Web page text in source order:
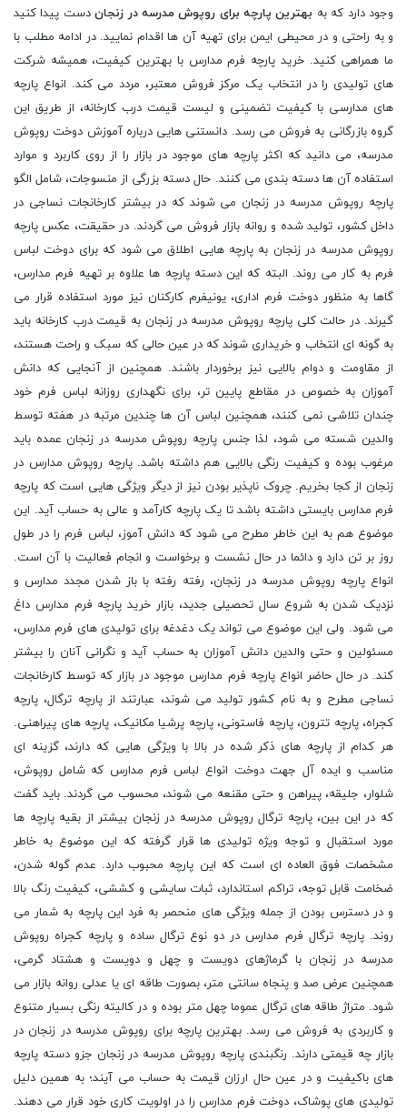
وجود دارد که به بهترین پارچه برای روپوش مدرسه در زنجاندست پیدا کنید
و به راحتی و در محیطی ایمن برای تهیه آن ها اقدام نمایید. در ادامه مطلب با
ما همراهی کنید. خرید پارچه فرم مدارس با بهترین کیفیت، همیشه شرکت
های تولیدی را در انتخاب یک مرکز فروش معتبر، مردد می کند. انواع پارچه
های مدارسی با کیفیت تضمینی و لیست قیمت درب کارخانه، از طریق این
گروه بازرگانی به فروش می رسد. دانستنی هایی درباره آموزش دوخت روپوش
مدرسه، می دانید که اکثر پارچه های موجود در بازار را از روی کاربرد و موارد
استفاده آن ها دسته بندی می کنند. حال دسته بزرگی از منسوجات، شامل الگو
پارچه روپوش مدرسه در زنجان می شوند که در بیشتر کارخانجات نساجی در
داخل کشور، تولید شده و روانه بازار فروش می گردند. در حقیقت، عکس پارچه
روپوش مدرسه در زنجان به پارچه هایی اطلاق می شود که برای دوخت لباس
فرم به کار می روند. البته که این دسته پارچه ها علاوه بر تهیه فرم مدارس،
گاها به منظور دوخت فرم اداری، یونیفرم کارکنان نیز مورد استفاده قرار می
گیرند. در حالت کلی پارچه روپوش مدرسه در زنجان به قیمت درب کارخانه باید
به گونه ای انتخاب و خریداری شوند که در عین حالی که سبک و راحت هستند،
از مقاومت و دوام بالایی نیز برخوردار باشند. همچنین از آنجایی که دانش
آموزان به خصوص در مقاطع پایین تر، برای نگهداری روزانه لباس فرم خود
چندان تلاشی نمی کنند، همچنین لباس آن ها چندین مرتبه در هفته توسط
والدین شسته می شود، لذا جنس پارچه روپوش مدرسه در زنجان عمده باید
مرغوب بوده و کیفیت رنگی بالایی هم داشته باشد. پارچه روپوش مدارس در
زنجان از کجا بخریم. چروک ناپذیر بودن نیز از دیگر ویژگی هایی است که پارچه
فرم مدارس بایستی داشته باشد تا یک پارچه کارآمد و عالی به حساب آید. این
موضوع هم به این خاطر مطرح می شود که دانش آموز، لباس فرم را در طول
روز بر تن دارد و دائما در حال نشست و برخواست و انجام فعالیت با آن است.
انواع پارچه روپوش مدرسه در زنجان، رفته رفته با باز شدن مجدد مدارس و
نزدیک شدن به شروع سال تحصیلی جدید، بازار خرید پارچه فرم مدارس داغ
می شود. ولی این موضوع می تواند یک دغدغه برای تولیدی های فرم مدارس،
مسئولین و حتی والدین دانش آموزان به حساب آید و نگرانی آنان را بیشتر
کند. در حال حاضر انواع پارچه فرم مدارس موجود در بازار که توسط کارخانجات
نساجی مطرح و به نام کشور تولید می شوند، عبارتند از پارچه ترگال، پارچه
کجراه، پارچه تترون، پارچه فاستونی، پارچه پرشیا مکانیک، پارچه های پیراهنی.
هر کدام از پارچه های ذکر شده در بالا با ویژگی هایی که دارند، گزینه ای
مناسب و ایده آل جهت دوخت انواع لباس فرم مدارس که شامل روپوش،
شلوار، جلیقه، پیراهن و حتی مقنعه می شوند، محسوب می گردند. باید گفت
که در این بین، پارچه ترگال روپوش مدرسه در زنجان بیشتر از بقیه پارچه ها
مورد استقبال و توجه ویژه تولیدی ها قرار گرفته که این موضوع به خاطر
مشخصات فوق العاده ای است که این پارچه محبوب دارد. عدم گوله شدن،
ضخامت قابل توجه، تراکم استاندارد، ثبات سایشی و کششی، کیفیت رنگ بالا
و در دسترس بودن از جمله ویژگی های منحصر به فرد این پارچه به شمار می
روند. پارچه ترگال فرم مدارس در دو نوع ترگال ساده و پارچه کجراه روپوش
مدرسه در زنجان با گرماژهای دویست و چهل و دویست و هشتاد گرمی،
همچنین عرض صد و پنجاه سانتی متر، بصورت طاقه ای یا عدلی روانه بازار می
شود. متراژ طاقه های ترگال عموما چهل متر بوده و در کالیته رنگی بسیار متنوع
و کاربردی به فروش می رسد. بهترین پارچه برای روپوش مدرسه در زنجان در
بازار چه قیمتی دارند. رنگبندی پارچه روپوش مدرسه در زنجان جزو دسته پارچه
های باکیفیت و در عین حال ارزان قیمت به حساب می آیند؛ به همین دلیل
تولیدی های پوشاک، دوخت فرم مدارس را در اولویت کاری خود قرار می دهند.